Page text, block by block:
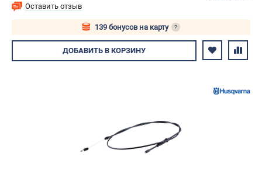
Оставить отзыв
139 бонусов на карту ?
Авторизуйтесь
ДОБАВИТЬ В КОРЗИНУ